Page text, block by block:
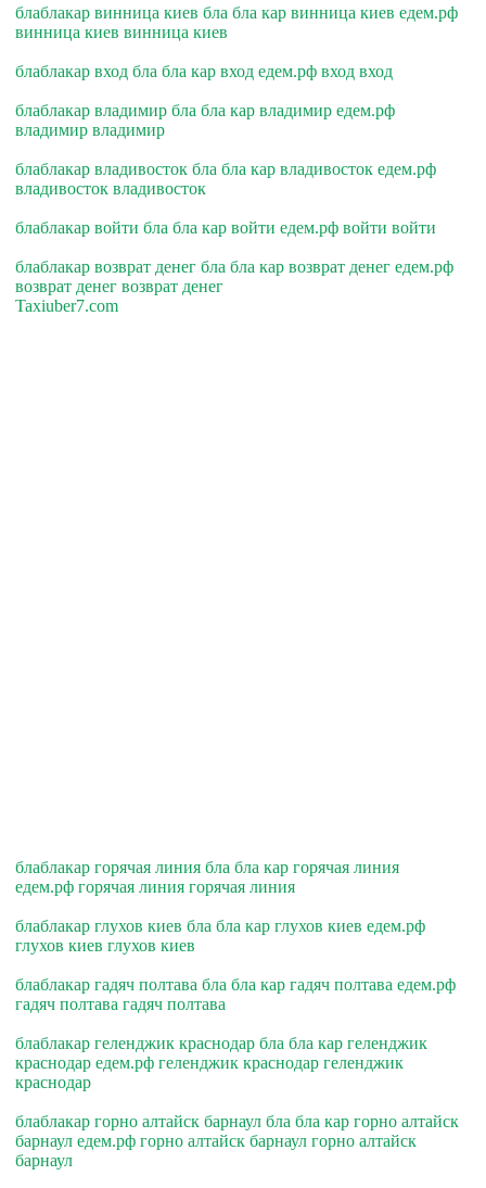
блаблакар винница киев бла бла кар винница киев едем.рф
винница киев винница киев
блаблакар вход бла бла кар вход едем.рф вход вход
блаблакар владимир бла бла кар владимир едем.рф
владимир владимир
блаблакар владивосток бла бла кар владивосток едем.рф
владивосток владивосток
блаблакар войти бла бла кар войти едем.рф войти войти
блаблакар возврат денег бла бла кар возврат денег едем.рф
возврат денег возврат денег
Taxiuber7.com
блаблакар горячая линия бла бла кар горячая линия
едем.рф горячая линия горячая линия
блаблакар глухов киев бла бла кар глухов киев едем.рф
глухов киев глухов киев
блаблакар гадяч полтава бла бла кар гадяч полтава едем.рф
гадяч полтава гадяч полтава
блаблакар геленджик краснодар бла бла кар геленджик
краснодар едем.рф геленджик краснодар геленджик
краснодар
блаблакар горно алтайск барнаул бла бла кар горно алтайск
барнаул едем.рф горно алтайск барнаул горно алтайск
барнаул